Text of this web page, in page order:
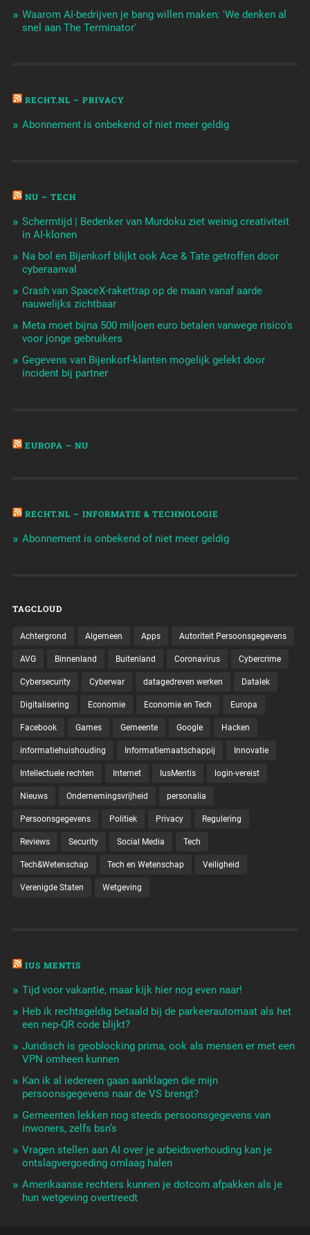
Waarom AI-bedrijven je bang willen maken: 'We denken al
snel aan The Terminator'
RECHT.NL – PRIVACY
Abonnement is onbekend of niet meer geldig
NU – TECH
Schermtijd | Bedenker van Murdoku ziet weinig creativiteit
in AI-klonen
Na bol en Bijenkorf blijkt ook Ace & Tate getroffen door
cyberaanval
Crash van SpaceX-rakettrap op de maan vanaf aarde
nauwelijks zichtbaar
Meta moet bijna 500 miljoen euro betalen vanwege risico's
voor jonge gebruikers
Gegevens van Bijenkorf-klanten mogelijk gelekt door
incident bij partner
EUROPA – NU
RECHT.NL – INFORMATIE & TECHNOLOGIE
Abonnement is onbekend of niet meer geldig
TAGCLOUD
Achtergrond Algemeen Apps Autoriteit Persoonsgegevens
AVG Binnenland Buitenland Coronavirus Cybercrime
Cybersecurity Cyberwar datagedreven werken Datalek
Digitalisering Economie Economie en Tech Europa
Facebook Games Gemeente Google Hacken
informatiehuishouding Informatiemaatschappij Innovatie
Intellectuele rechten Internet IusMentis login-vereist
Nieuws Ondernemingsvrijheid personalia
Persoonsgegevens Politiek Privacy Regulering
Reviews Security Social Media Tech
Tech&Wetenschap Tech en Wetenschap Veiligheid
Verenigde Staten Wetgeving
IUS MENTIS
Tijd voor vakantie, maar kijk hier nog even naar!
Heb ik rechtsgeldig betaald bij de parkeerautomaat als het
een nep-QR code blijkt?
Juridisch is geoblocking prima, ook als mensen er met een
VPN omheen kunnen
Kan ik al iedereen gaan aanklagen die mijn
persoonsgegevens naar de VS brengt?
Gemeenten lekken nog steeds persoonsgegevens van
inwoners, zelfs bsn’s
Vragen stellen aan AI over je arbeidsverhouding kan je
ontslagvergoeding omlaag halen
Amerikaanse rechters kunnen je dotcom afpakken als je
hun wetgeving overtreedt